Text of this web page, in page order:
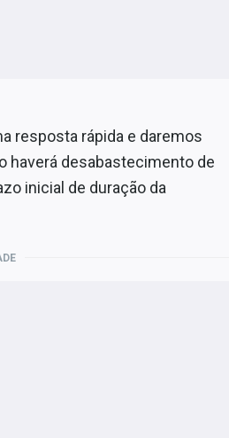
resposta rápida e daremos
haverá desabastecimento de
inicial de duração da